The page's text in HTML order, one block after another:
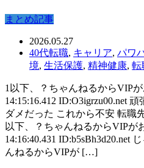
まとめ記事
2026.05.27
40代転職, キャリア, パワ
境, 生活保護, 精神健康, 転
1以下、？ちゃんねるからVIP
14:15:16.412 ID:O3igrzu00.net
ダメだった これから不安 転職
以下、？ちゃんねるからVIPが
14:16:40.431 ID:b5sBh3d20.net
んねるからVIPが […]